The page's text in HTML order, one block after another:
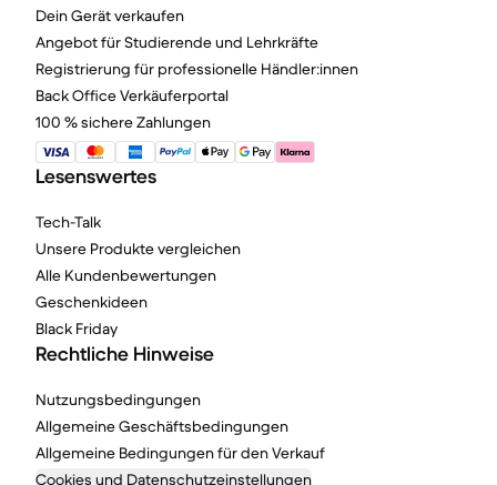
Dein Gerät verkaufen
Angebot für Studierende und Lehrkräfte
Registrierung für professionelle Händler:innen
Back Office Verkäuferportal
100 % sichere Zahlungen
Lesenswertes
Tech-Talk
Unsere Produkte vergleichen
Alle Kundenbewertungen
Geschenkideen
Black Friday
Rechtliche Hinweise
Nutzungsbedingungen
Allgemeine Geschäftsbedingungen
Allgemeine Bedingungen für den Verkauf
Cookies und Datenschutzeinstellungen